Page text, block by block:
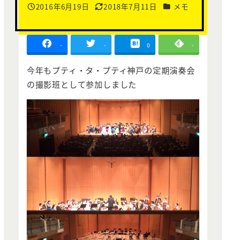
投稿日
2016年6月19日
更新日
2018年7月11日 カテゴリー
メモ
- - 0 -
今年もプティ・タ・プティ神戸の定期演奏会
の撮影班として参加しました